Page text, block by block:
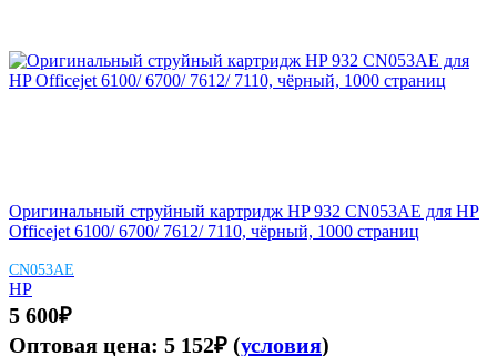
Оригинальный струйный картридж HP 932 CN053AE для HP
Officejet 6100/ 6700/ 7612/ 7110, чёрный, 1000 страниц
CN053AE
HP
5 600₽
Оптовая цена: 5 152₽ (условия)